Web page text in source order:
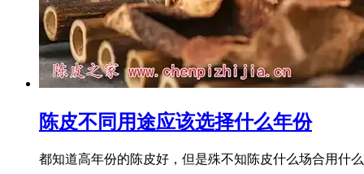
陈皮不同用途应该选择什么年份
都知道高年份的陈皮好，但是殊不知陈皮什么场合用什